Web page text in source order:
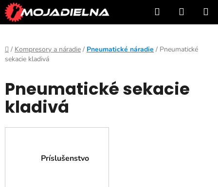
Prejsť
na
obsah
Hľadať
KOŠÍK
Domov
/ Kompresory a náradie / Pneumatické náradie / Pneumatické
sekacie kladivá
Pneumatické sekacie
kladivá
Príslušenstvo